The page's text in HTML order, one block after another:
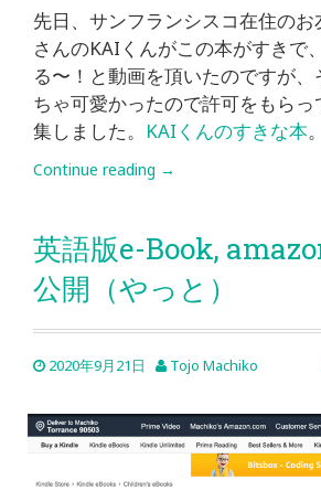
先日、サンフランシスコ在住の
さんのKAIくんがこの本がすきで
る〜！と動画を頂いたのですが
ちゃ可愛かったので許可をもら
集しました。 KAIくんのすきな本。
Continue reading →
英語版e-Book,
公開（やっと）
2020年9月21日 Tojo Machiko